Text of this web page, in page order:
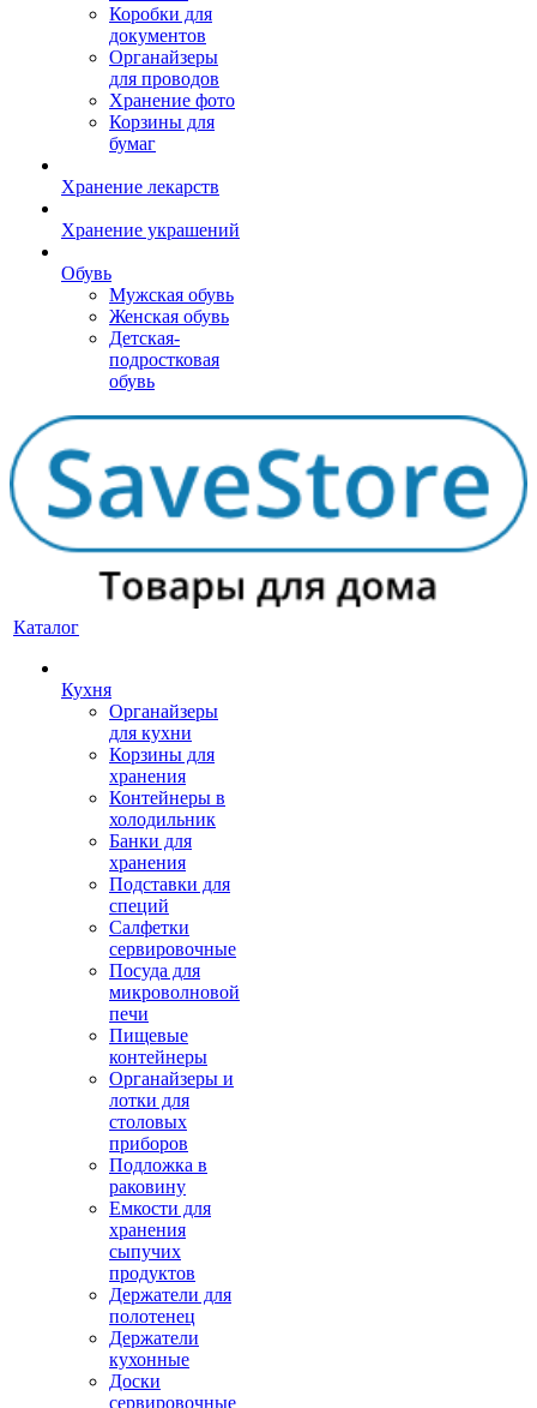
Коробки для
документов
Органайзеры
для проводов
Хранение фото
Корзины для
бумаг
Хранение лекарств
Хранение украшений
Обувь
Мужская обувь
Женская обувь
Детская-
подростковая
обувь
Каталог
Кухня
Органайзеры
для кухни
Корзины для
хранения
Контейнеры в
холодильник
Банки для
хранения
Подставки для
специй
Салфетки
сервировочные
Посуда для
микроволновой
печи
Пищевые
контейнеры
Органайзеры и
лотки для
столовых
приборов
Подложка в
раковину
Емкости для
хранения
сыпучих
продуктов
Держатели для
полотенец
Держатели
кухонные
Доски
сервировочные